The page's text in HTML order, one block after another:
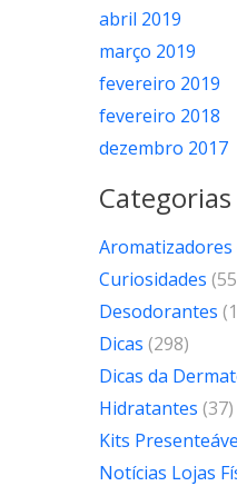
abril 2019
março 2019
fevereiro 2019
fevereiro 2018
dezembro 2017
Categorias
Aromatizadores
Curiosidades
Desodorantes
Dicas (298)
Dicas da
Hidratantes (37)
Kits
Notícias Lojas